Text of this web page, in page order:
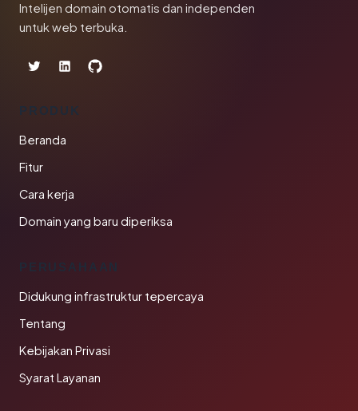
Intelijen domain otomatis dan independen
untuk web terbuka.
PRODUK
Beranda
Fitur
Cara kerja
Domain yang baru diperiksa
PERUSAHAAN
Didukung infrastruktur tepercaya
Tentang
Kebijakan Privasi
Syarat Layanan